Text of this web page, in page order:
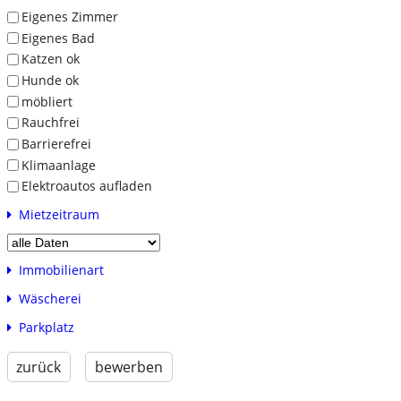
Eigenes Zimmer
Eigenes Bad
Katzen ok
Hunde ok
möbliert
Rauchfrei
Barrierefrei
Klimaanlage
Elektroautos aufladen
Mietzeitraum
Immobilienart
Wäscherei
Parkplatz
zurück bewerben